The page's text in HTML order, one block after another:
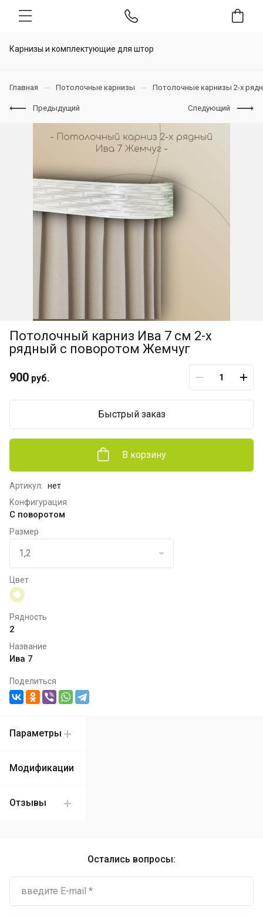
Карнизы и комплектующие для штор
Главная Потолочные карнизы Потолочные карнизы 2-х
Предыдущий Следующий
Потолочный карниз Ива 7 см 2-х
рядный с поворотом Жемчуг
900 руб.
В корзину
Быстрый заказ
Артикул: нет
Конфигурация
С поворотом
Размер
Цвет
Рядность
2
Название
Ива 7
Поделиться
Параметры
Модификации
Отзывы
Остались вопросы: